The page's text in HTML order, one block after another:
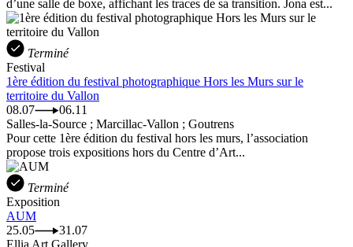
d’une salle de boxe, affichant les traces de sa transition. Jona est...
Terminé
Festival
1ère édition du festival photographique Hors les Murs sur le
territoire du Vallon
08.07
06.11
Salles-la-Source ; Marcillac-Vallon ; Goutrens
Pour cette 1ère édition du festival hors les murs, l’association
propose trois expositions hors du Centre d’Art...
Terminé
Exposition
AUM
25.05
31.07
Ellia Art Gallery